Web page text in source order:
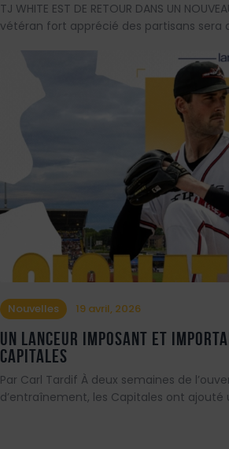
TJ WHITE EST DE RETOUR DANS UN
vétéran fort apprécié des partisans sera
Nouvelles 19 avril, 2026
Un lanceur imposant et
Capitales
Par Carl Tardif À deux semaines de
d’entraînement, les Capitales ont